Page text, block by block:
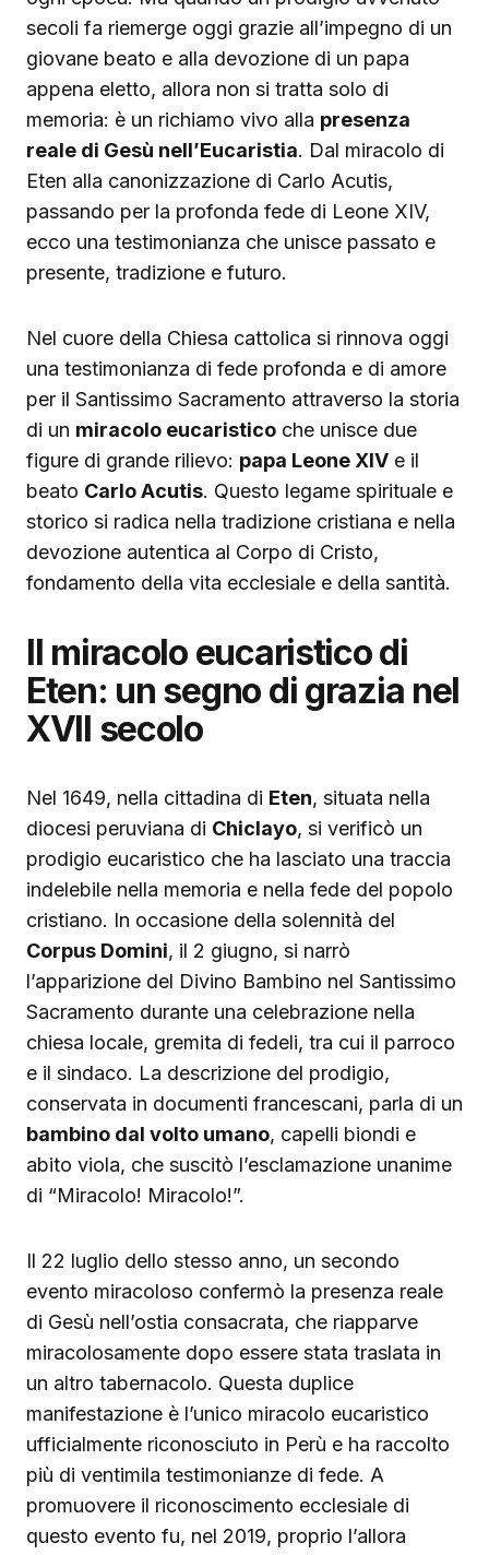
secoli fa riemerge oggi grazie all’impegno di un
giovane beato e alla devozione di un papa
appena eletto, allora non si tratta solo di
memoria: è un richiamo vivo alla presenza
reale di Gesù nell’Eucaristia. Dal miracolo di
Eten alla canonizzazione di Carlo Acutis,
passando per la profonda fede di Leone XIV,
ecco una testimonianza che unisce passato e
presente, tradizione e futuro.
Nel cuore della Chiesa cattolica si rinnova oggi
una testimonianza di fede profonda e di amore
per il Santissimo Sacramento attraverso la storia
di un miracolo eucaristico che unisce due
figure di grande rilievo: papa Leone XIV e il
beato Carlo Acutis. Questo legame spirituale e
storico si radica nella tradizione cristiana e nella
devozione autentica al Corpo di Cristo,
fondamento della vita ecclesiale e della santità.
Il miracolo eucaristico di
Eten: un segno di grazia nel
XVII secolo
Nel 1649, nella cittadina di Eten, situata nella
diocesi peruviana di Chiclayo, si verificò un
prodigio eucaristico che ha lasciato una traccia
indelebile nella memoria e nella fede del popolo
cristiano. In occasione della solennità del
Corpus Domini, il 2 giugno, si narrò
l’apparizione del Divino Bambino nel Santissimo
Sacramento durante una celebrazione nella
chiesa locale, gremita di fedeli, tra cui il parroco
e il sindaco. La descrizione del prodigio,
conservata in documenti francescani, parla di un
bambino dal volto umano, capelli biondi e
abito viola, che suscitò l’esclamazione unanime
di “Miracolo! Miracolo!”.
Il 22 luglio dello stesso anno, un secondo
evento miracoloso confermò la presenza reale
di Gesù nell’ostia consacrata, che riapparve
miracolosamente dopo essere stata traslata in
un altro tabernacolo. Questa duplice
manifestazione è l’unico miracolo eucaristico
ufficialmente riconosciuto in Perù e ha raccolto
più di ventimila testimonianze di fede. A
promuovere il riconoscimento ecclesiale di
questo evento fu, nel 2019, proprio l’allora